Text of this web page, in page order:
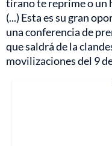
tirano te reprime o un
(...) Esta es su gran
una conferencia de
que saldrá de la
movilizaciones del 9